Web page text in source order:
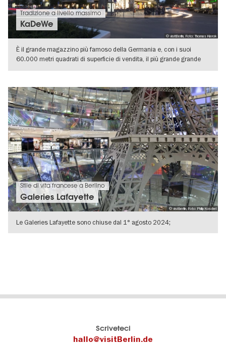
© visitBerlin, Foto: Thomas Kierok
Tradizione a livello massimo
KaDeWe
È il grande magazzino più famoso della Germania e, con i suoi
60.000 metri quadrati di superficie di vendita, il più grande grande
© visitberlin, Foto: Philip Koschel
Stile di vita francese a Berlino
Galeries Lafayette
Le Galeries Lafayette sono chiuse dal 1° agosto 2024;
Scriveteci
hallo@visitBerlin.de